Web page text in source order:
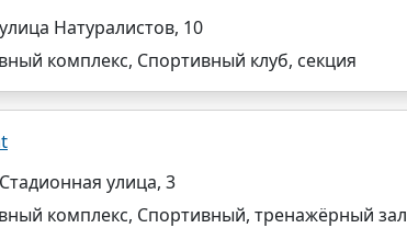
Натуралистов, 10
комплекс, Спортивный клуб, секция
улица, 3
комплекс, Спортивный, тренажёрный зал